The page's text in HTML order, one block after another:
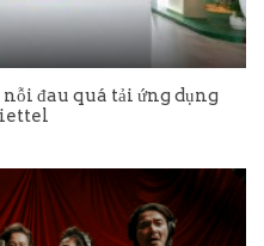
đau quá tải ứng dụng